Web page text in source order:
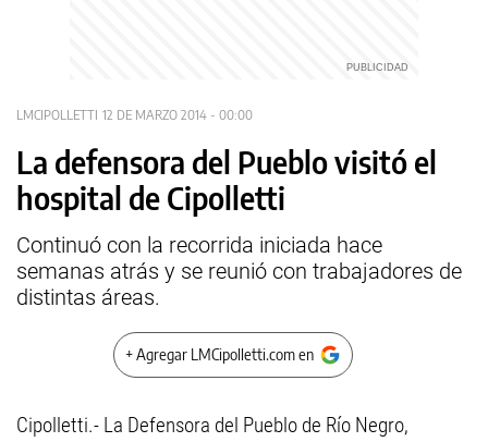
LMCIPOLLETTI 12 DE MARZO 2014 - 00:00
La defensora del Pueblo visitó el
hospital de Cipolletti
Continuó con la recorrida iniciada hace
semanas atrás y se reunió con trabajadores de
distintas áreas.
+ Agregar LMCipolletti.com en
Cipolletti.- La Defensora del Pueblo de Río Negro,